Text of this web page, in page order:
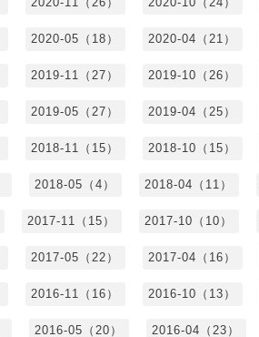
2020-05（18） 2020-04（21）
2019-11（27） 2019-10（26）
2019-05（27） 2019-04（25）
2018-11（15） 2018-10（15）
2018-05（4） 2018-04（11）
2017-11（15） 2017-10（10）
2017-05（22） 2017-04（16）
2016-11（16） 2016-10（13）
2016-05（20） 2016-04（23）